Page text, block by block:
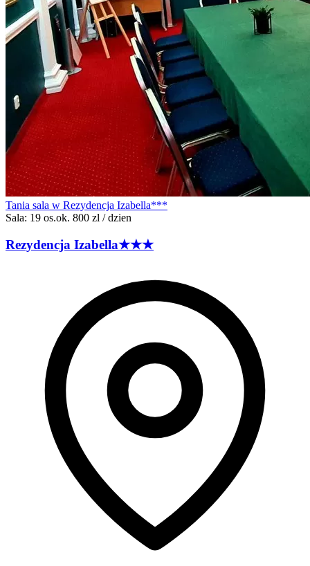
Tania sala w Rezydencja Izabella***
Sala: 19 os.ok. 800 zl / dzien
Rezydencja Izabella★★★